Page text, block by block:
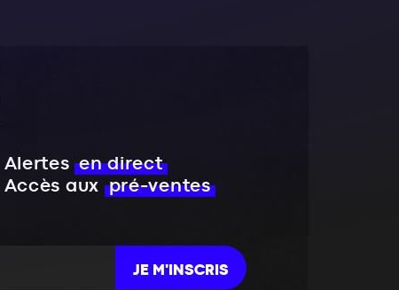
Alertes en direct
Accès aux pré-ventes
JE M'INSCRIS